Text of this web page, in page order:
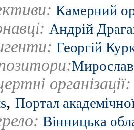
Камерний
Андрій
Георгій
, Портал
Вінницька